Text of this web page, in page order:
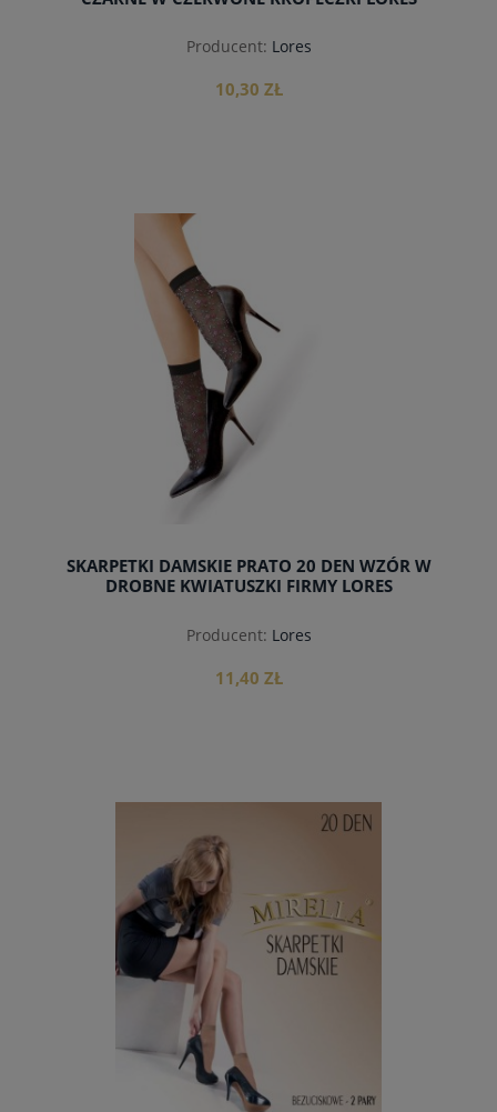
Producent: Lores
10,30 ZŁ
SKARPETKI DAMSKIE PRATO 20 DEN WZÓR W
DROBNE KWIATUSZKI FIRMY LORES
Producent: Lores
11,40 ZŁ